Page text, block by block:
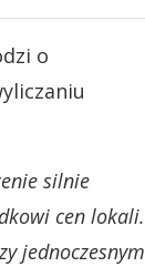
o
silnie
cen lokali.
jednoczesnym